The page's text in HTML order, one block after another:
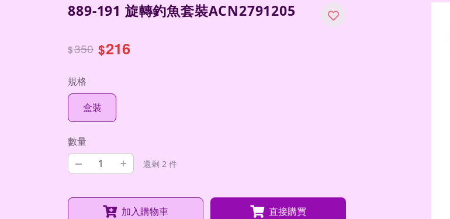
889-191 旋轉釣魚套裝ACN2791205
$350 $216
規格
盒裝
數量
– + 還剩 2 件
加入購物車 直接購買